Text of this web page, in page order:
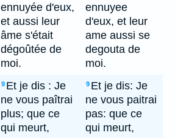
ennuyée d'eux,
et aussi leur
âme s'était
dégoûtée de
moi.
ennuyee
d'eux, et leur
ame aussi se
degouta de
moi.
9 Et je dis : Je
ne vous paîtrai
plus; que ce
qui meurt,
9 Et je dis: Je
ne vous paitrai
pas: que ce
qui meurt,